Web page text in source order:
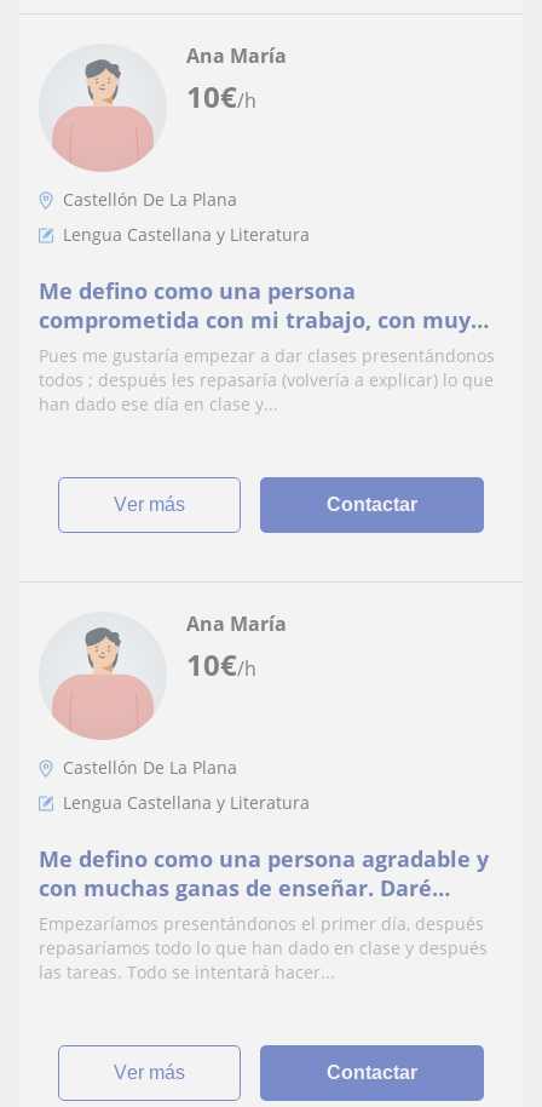
10€/h
Ana María
Castellón De La Plana
Lengua Castellana y Literatura
Me defino como una persona
comprometida con mi trabajo, con muy
buen conocimiento en humanidades y con
muchas ganas de enseñar a los niños ;
pienso q les podría ayudar mucho.
Pues me gustaría empezar a dar clases presentándonos
todos ; después les repasaría (volvería a explicar) lo que
han dado ese día en clase y...
ver más Contactar
10€/h
Ana María
Castellón De La Plana
Lengua Castellana y Literatura
Me defino como una persona agradable y
con muchas ganas de enseñar. Daré
clases a niños de primaria.
Empezaríamos presentándonos el primer día, después
repasaríamos todo lo que han dado en clase y después
las tareas. Todo se intentará hacer...
ver más Contactar